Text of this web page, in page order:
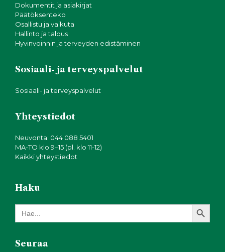
Dokumentit ja asiakirjat
Päätöksenteko
Osallistu ja vaikuta
Hallinto ja talous
Hyvinvoinnin ja terveyden edistäminen
Sosiaali- ja terveyspalvelut
Sosiaali- ja terveyspalvelut
Yhteystiedot
Neuvonta: 044 088 5401
MA-TO klo 9–15 (pl. klo 11-12)
Kaikki yhteystiedot
Haku
Search
for:
Search Button
Seuraa